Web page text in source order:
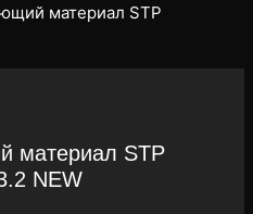
материал STP
материал STP
NEW